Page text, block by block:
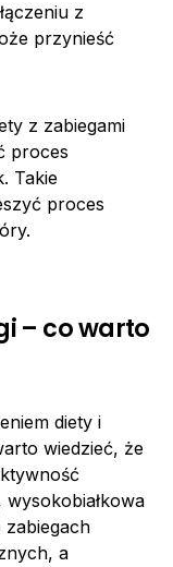
z
przynieść
z zabiegami
proces
Takie
proces
– co warto
diety i
wiedzieć, że
zabiegach
a